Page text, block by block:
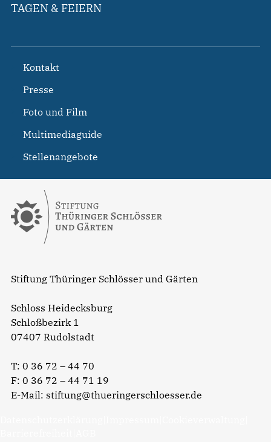
Stiftung Thüringer Schlösser und Gärten
Schloss Heidecksburg
Schloßbezirk 1
07407 Rudolstadt
T: 0 36 72 – 44 70
F: 0 36 72 – 44 71 19
E-Mail: stiftung@thueringerschloesser.de
TAGEN & FEIERN
Kontakt
Presse
Foto und Film
Multimediaguide
Stellenangebote